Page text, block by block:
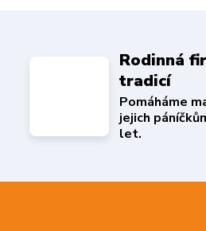
Rodinná
tradicí
Pomáháme
jejich
let.